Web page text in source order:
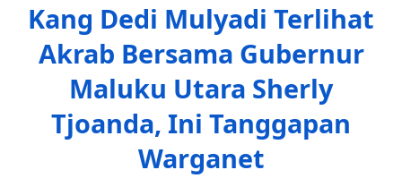
Kang Dedi Mulyadi Terlihat
Akrab Bersama Gubernur
Maluku Utara Sherly
Tjoanda, Ini Tanggapan
Warganet